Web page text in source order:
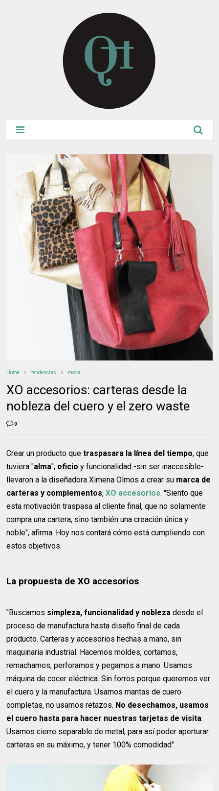
Home tendencias moda
XO accesorios: carteras desde la
nobleza del cuero y el zero waste
0
Crear un producto quetraspasara la línea del tiempo, que
tuviera "alma", oficio y funcionalidad -sin ser inaccesible-
llevaron a la diseñadora Ximena Olmos a crear su marca de
carteras y complementos,XO accesorios. "Siento que
esta motivación traspasa al cliente final, que no solamente
compra una cartera, sino también una creación única y
noble", afirma. Hoy nos contará cómo está cumpliendo con
estos objetivos.
La propuesta de XO accesorios
"Buscamos simpleza, funcionalidad y nobleza desde el
proceso de manufactura hasta diseño final de cada
producto. Carteras y accesorios hechas a mano, sin
maquinaria industrial. Hacemos moldes, cortamos,
remachamos, perforamos y pegamos a mano. Usamos
máquina de cocer eléctrica. Sin forros porque queremos ver
el cuero y la manufactura. Usamos mantas de cuero
completas, no usamos retazos. No desechamos, usamos
el cuero hasta para hacer nuestras tarjetas de visita.
Usamos cierre separable de metal, para así poder aperturar
carteras en su máximo, y tener 100% comodidad".